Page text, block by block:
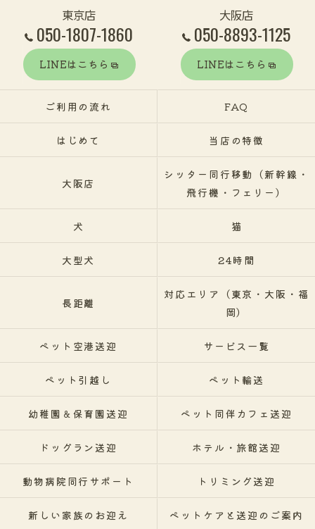
東京店
050-1807-1860
LINEはこちら
大阪店
050-8893-1125
LINEはこちら
ご利用の流れ FAQ
はじめて 当店の特徴
大阪店
シッター同行移動（新幹線・
飛行機・フェリー）
犬 猫
大型犬 24時間
長距離
対応エリア（東京・大阪・福
岡）
ペット空港送迎 サービス一覧
ペット引越し ペット輸送
幼稚園＆保育園送迎 ペット同伴カフェ送迎
ドッグラン送迎 ホテル・旅館送迎
動物病院同行サポート トリミング送迎
新しい家族のお迎え ペットケアと送迎のご案内